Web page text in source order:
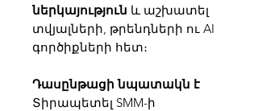
ներկայություն և աշխատել
տվյալների, թրենդների ու AI
գործիքների հետ։
Դասընթացի նպատակն է
Տիրապետել SMM-ի